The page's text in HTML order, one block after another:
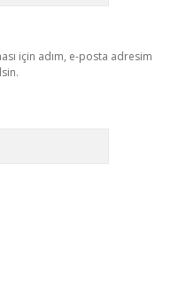
için adım, e-posta adresim